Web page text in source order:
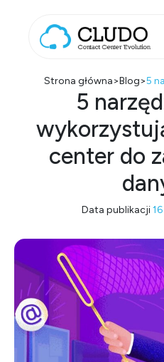
Main
Strona główna>Blog>
5
center do
Data publikacji